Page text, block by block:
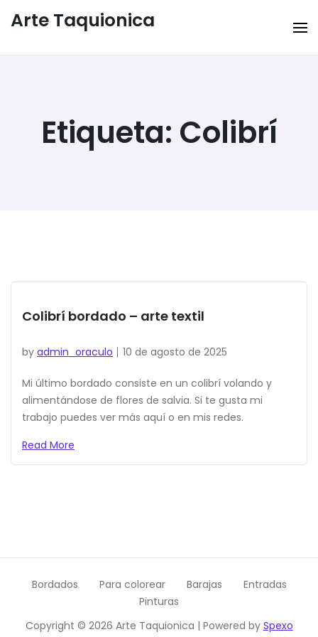
Arte Taquionica
Etiqueta: Colibrí
Colibrí bordado – arte textil
by admin_oraculo 10 de agosto de 2025
Mi último bordado consiste en un colibrí volando y
alimentándose de flores de salvia. Si te gusta mi
trabajo puedes ver más aquí o en mis redes.
Read More
Copyright © 2026 Arte Taquionica | Powered by Spexo
Bordados Para colorear Barajas
Entradas
Pinturas